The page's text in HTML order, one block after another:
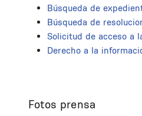
Búsqueda de
Búsqueda de
Solicitud de acceso a
Derecho a la
Fotos prensa